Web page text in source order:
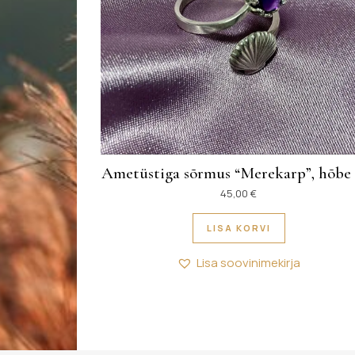
Ametüstiga sõrmus “Merekarp”, hõbe
45,00€
LISA KORVI
Lisa soovinimekirja